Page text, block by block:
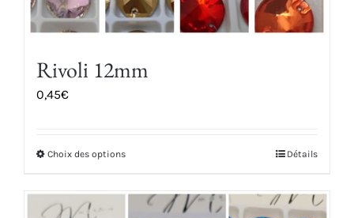
Rivoli 12mm
0,45€
Choix des optionsCe
Détails